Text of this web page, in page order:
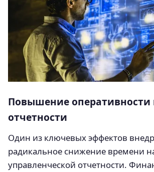
Повышение оперативности
отчетности
Один из ключевых эффектов
радикальное снижение времени
управленческой отчетности.